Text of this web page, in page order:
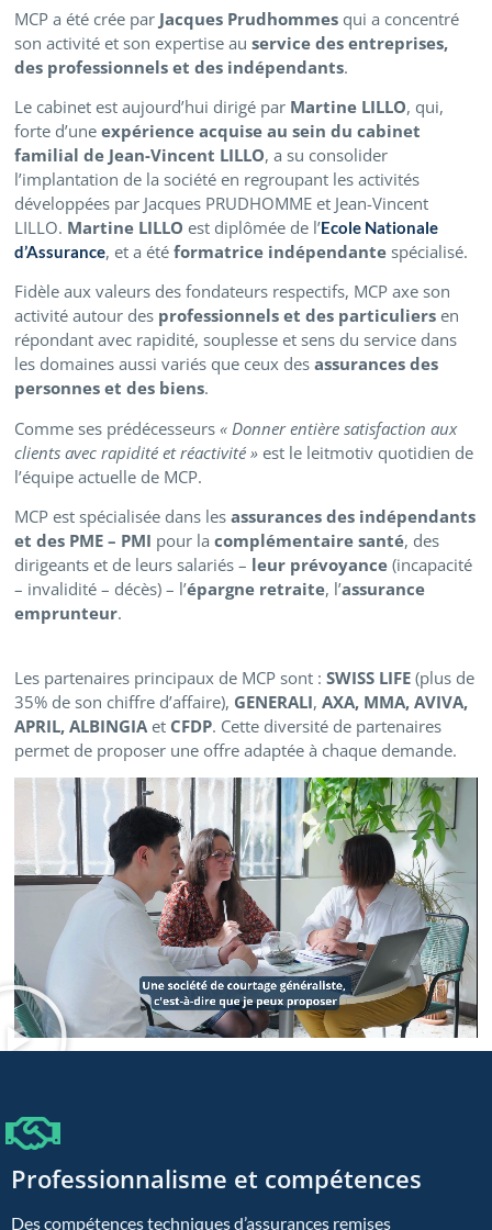
MCP a été crée par Jacques Prudhommes qui a concentré
son activité et son expertise auservice des entreprises,
des professionnels et des indépendants.
Le cabinet est aujourd’hui dirigé par Martine LILLO, qui,
forte d’uneexpérience acquise au sein du cabinet
familial de Jean-Vincent LILLO, a su consolider
l’implantation de la société en regroupant les activités
développées par Jacques PRUDHOMME et Jean-Vincent
LILLO. Martine LILLO est diplômée de l’Ecole Nationale
d’Assurance, et a étéformatrice indépendante spécialisé.
Fidèle aux valeurs des fondateurs respectifs, MCP axe son
activité autour des professionnels et des particuliers en
répondant avec rapidité, souplesse et sens du service dans
les domaines aussi variés que ceux desassurances des
personnes et des biens.
Comme ses prédécesseurs« Donner entière satisfaction aux
clients avec rapidité et réactivité » est le leitmotiv quotidien de
l’équipe actuelle de MCP.
MCP est spécialisée dans lesassurances des indépendants
et des PME – PMI pour lacomplémentaire santé, des
dirigeants et de leurs salariés – leur prévoyance (incapacité
– invalidité – décès) – l’épargne retraite, l’assurance
emprunteur.
Les partenaires principaux de MCP sont :SWISS LIFE (plus de
35% de son chiffre d’affaire), GENERALI,AXA, MMA, AVIVA,
APRIL, ALBINGIA et CFDP. Cette diversité de partenaires
permet de proposer une offre adaptée à chaque demande.
Professionnalisme et compétences
Des compétences techniques d’assurances remises